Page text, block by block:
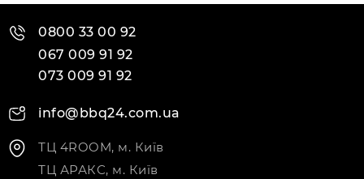
0800 33 00 92
067 009 91 92
073 009 91 92
info@bbq24.com.ua
ТЦ 4ROOM, м. Київ
ТЦ АРАКС, м. Київ